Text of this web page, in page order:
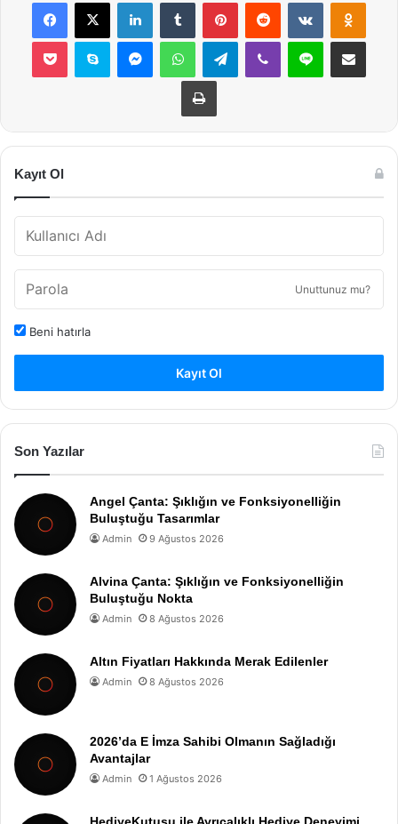
Pocket Skype MessengerWhatsAppTelegramViber Line E-Posta ile
Yazdır
Kayıt Ol
Unuttunuz mu?
Beni hatırla
Kayıt Ol
Son Yazılar
Angel Çanta: Şıklığın ve Fonksiyonelliğin
Buluştuğu Tasarımlar
Admin 9 Ağustos 2026
Alvina Çanta: Şıklığın ve Fonksiyonelliğin
Buluştuğu Nokta
Admin 8 Ağustos 2026
Altın Fiyatları Hakkında Merak Edilenler
Admin 8 Ağustos 2026
2026’da E İmza Sahibi Olmanın Sağladığı
Avantajlar
Admin 1 Ağustos 2026